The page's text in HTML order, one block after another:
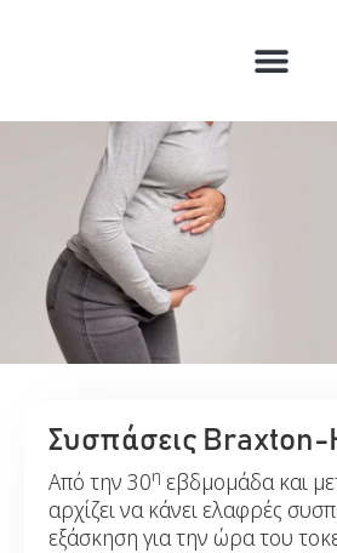
Συσπάσεις
Από την 30η εβδμομάδα και
αρχίζει να κάνει ελαφρές
εξάσκηση για την ώρα του